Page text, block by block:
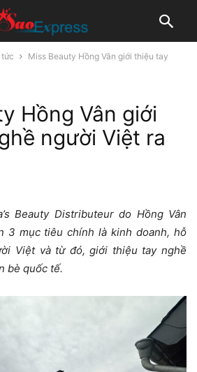
Miss Beauty Hồng Vân giới thiệu tay
Hồng Vân giới
người Việt ra
Beauty Distributeur do Hồng Vân
3 mục tiêu chính là kinh doanh, hỗ
Việt và từ đó, giới thiệu tay nghề
bè quốc tế.